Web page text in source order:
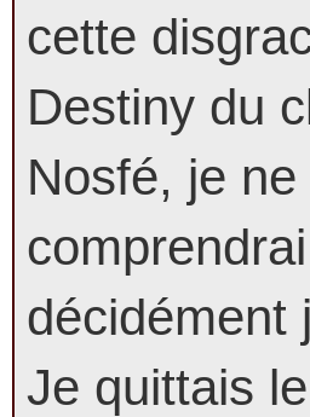
cette
Destiny du
Nosfé, je ne
comprendrai
décidément
Je quittais